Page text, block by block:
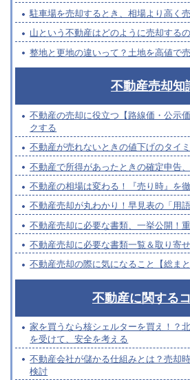
駐車場を売却するとき、相場より高く
山という不動産はどのように売却する
整地と更地の違いって？土地を高値で
不動産売却知
不動産の売却に役立つ【路線価・公示
クする
不動産が売れないときの値下げのタイ
不動産で所得があったときの確定申告
不動産の相場は変わる！『売り時』を
不動産売却が丸わかり！早見表の「用
不動産売却に必要な書類、一挙公開！
不動産売却に必要な書類一覧＆取り寄
不動産売却の際に気になること【総まと
不動産に関する
家を買うなら核シェルターを買え！？
を受けて、安全を考える
不動産会社が儲かる仕組みとは？売却
検討